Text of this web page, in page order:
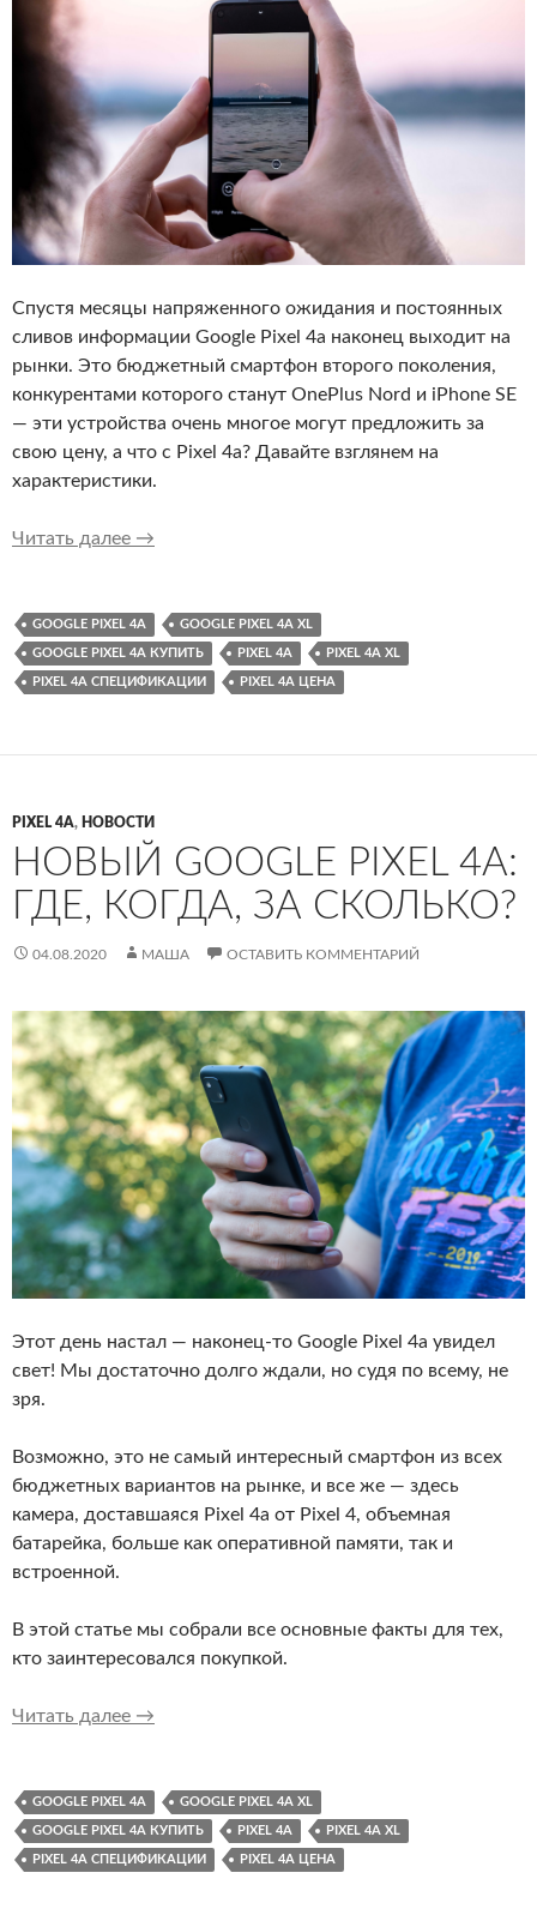
Спустя месяцы напряженного ожидания и постоянных
сливов информации Google Pixel 4a наконец выходит на
рынки. Это бюджетный смартфон второго поколения,
конкурентами которого станут OnePlus Nord и iPhone SE
— эти устройства очень многое могут предложить за
свою цену, а что с Pixel 4a? Давайте взглянем на
характеристики.
Читать далее Характеристики Google Pixel 4a: что
→
GOOGLE PIXEL 4A GOOGLE PIXEL 4A XL
GOOGLE PIXEL 4A КУПИТЬ PIXEL 4A PIXEL 4A XL
PIXEL 4A СПЕЦИФИКАЦИИ PIXEL 4A ЦЕНА
PIXEL 4A, НОВОСТИ
НОВЫЙ GOOGLE PIXEL 4A:
ГДЕ, КОГДА, ЗА СКОЛЬКО?
04.08.2020 МАША ОСТАВИТЬ КОММЕНТАРИЙ
Этот день настал — наконец-то Google Pixel 4a увидел
свет! Мы достаточно долго ждали, но судя по всему, не
зря.
Возможно, это не самый интересный смартфон из всех
бюджетных вариантов на рынке, и все же — здесь
камера, доставшаяся Pixel 4a от Pixel 4, объемная
батарейка, больше как оперативной памяти, так и
встроенной.
В этой статье мы собрали все основные факты для тех,
кто заинтересовался покупкой.
Читать далее Новый Google Pixel 4a: где, когда, за сколько?
→
GOOGLE PIXEL 4A GOOGLE PIXEL 4A XL
GOOGLE PIXEL 4A КУПИТЬ PIXEL 4A PIXEL 4A XL
PIXEL 4A СПЕЦИФИКАЦИИ PIXEL 4A ЦЕНА